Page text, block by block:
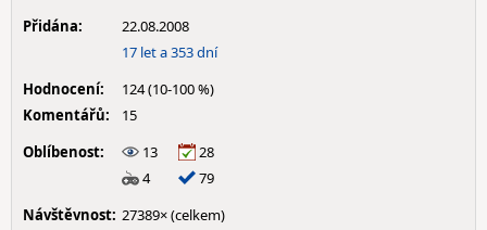
Přidána:
22.08.2008
17 let a 353 dní
Hodnocení:
124 (10-100 %)
Komentářů:
15
Oblíbenost:
13
28
4
79
Návštěvnost: 27389× (celkem)